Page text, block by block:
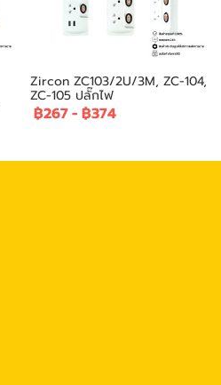
Zircon ZC103/2U/3M, ZC-104,
ZC-105 ปลั๊กไฟ
฿267- ฿374